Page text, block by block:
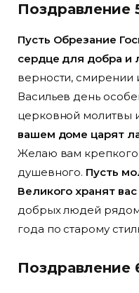
Поздравление
Пусть Обрезание
сердце для добра и
верности, смирении
Васильев день
церковной молитвы
вашем доме царят
Желаю вам крепкого
душевного. Пусть
Великого хранят
добрых людей
года по старому
Поздравление